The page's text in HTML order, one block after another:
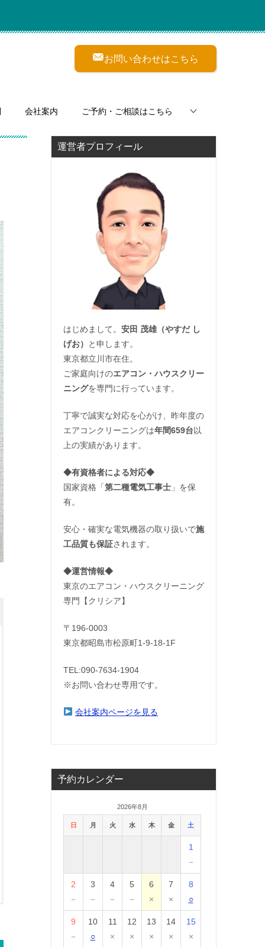
お問い合わせはこちら
会社案内 ご予約・ご相談はこちら
運営者プロフィール
はじめまして。 安田 茂雄（やすだ し
げお）
と申します。
東京都立川市在住。
ご家庭向けのエアコン・ハウスクリー
ニングを専門に行っています。
丁寧で誠実な対応を心がけ、昨年度の
エアコンクリーニングは年間659台以
上の実績があります。
◆有資格者による対応◆
国家資格「第二種電気工事士 」を保
有。
安心・確実な電気機器の取り扱いで施
工品質も保証されます。
◆運営情報◆
東京のエアコン・ハウスクリーニング
専門【クリシア】
〒196-0003
東京都昭島市松原町1-9‐18‐1F
TEL:090-7634-1904
※お問い合わせ専用です。
会社案内ページを見る
予約カレンダー
2026年8月
日 月 火 水 木 金 土
1
－
2
－
3
－
4
－
5
－
6
×
7
×
8
○
9
－
10
○
11
×
12
×
13
×
14
×
15
×